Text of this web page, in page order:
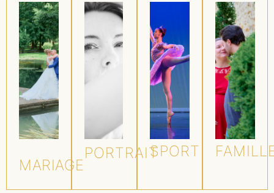
MARIAGE
PORTRAITSPORT